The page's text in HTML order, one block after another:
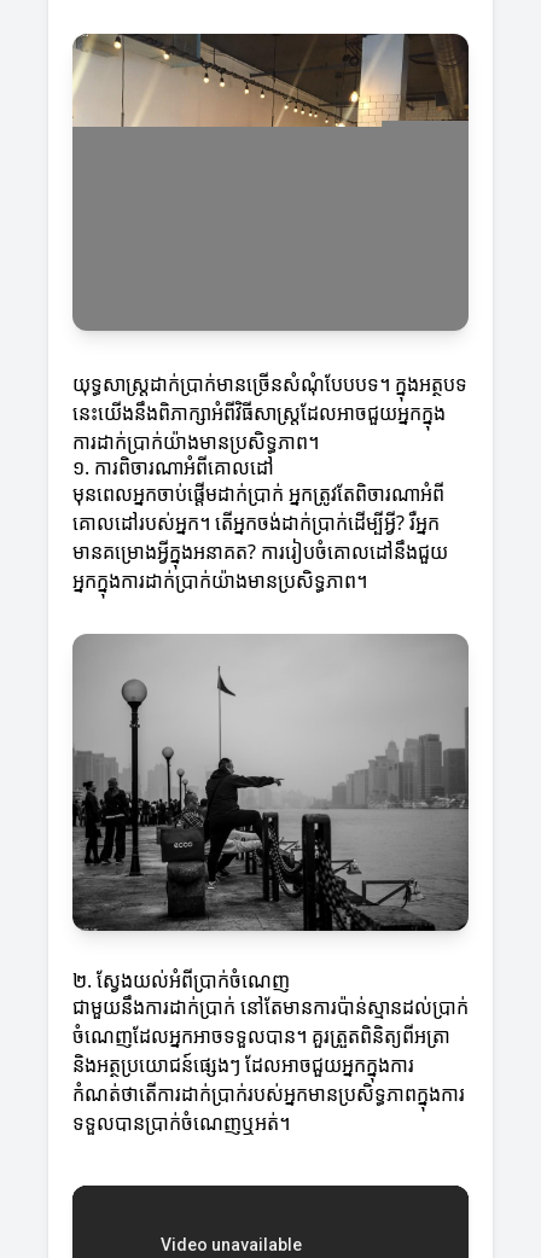
យុទ្ធសាស្ត្រដាក់ប្រាក់មានច្រើនសំណុំបែបបទ។ ក្នុងអត្ថបទ
នេះយើងនឹងពិភាក្សាអំពីវិធីសាស្ត្រដែលអាចជួយអ្នកក្នុង
ការដាក់ប្រាក់យ៉ាងមានប្រសិទ្ធភាព។
១. ការពិចារណាអំពីគោលដៅ
មុនពេលអ្នកចាប់ផ្តើមដាក់ប្រាក់ អ្នកត្រូវតែពិចារណាអំពី
គោលដៅរបស់អ្នក។ តើអ្នកចង់ដាក់ប្រាក់ដើម្បីអ្វី? រឺអ្នក
មានគម្រោងអ្វីក្នុងអនាគត? ការរៀបចំគោលដៅនឹងជួយ
អ្នកក្នុងការដាក់ប្រាក់យ៉ាងមានប្រសិទ្ធភាព។
២. ស្វែងយល់អំពីប្រាក់ចំណេញ
ជាមួយនឹងការដាក់ប្រាក់ នៅតែមានការប៉ាន់ស្មានដល់ប្រាក់
ចំណេញដែលអ្នកអាចទទួលបាន។ គួរត្រួតពិនិត្យពីអត្រា
និងអត្ថប្រយោជន៍ផ្សេងៗ ដែលអាចជួយអ្នកក្នុងការ
កំណត់ថាតើការដាក់ប្រាក់របស់អ្នកមានប្រសិទ្ធភាពក្នុងការ
ទទួលបានប្រាក់ចំណេញឬអត់។